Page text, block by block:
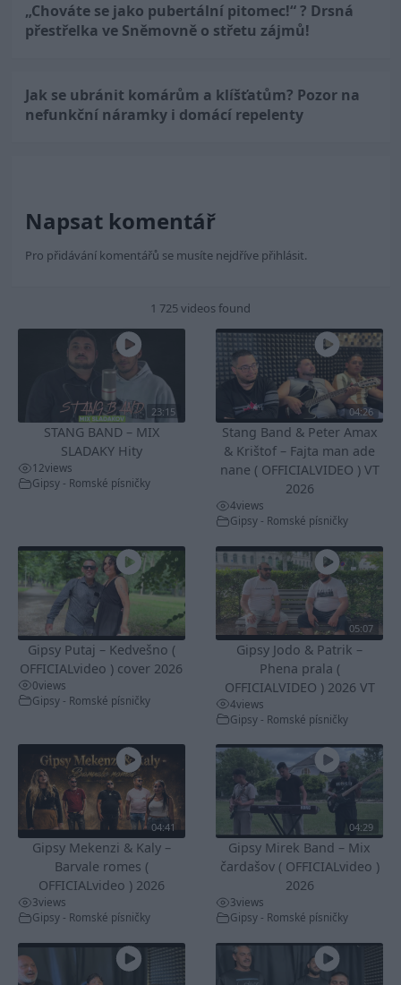
„Chováte se jako pubertální pitomec!“ ? Drsná
přestřelka ve Sněmovně o střetu zájmů!
Jak se ubránit komárům a klíšťatům? Pozor na
nefunkční náramky i domácí repelenty
Napsat komentář
Pro přidávání komentářů se musíte nejdříve přihlásit.
1 725 videos found
23:15
STANG BAND – MIX
SLADAKY Hity
12views
Gipsy - Romské písničky
04:26
Stang Band & Peter Amax
& Krištof – Fajta man ade
nane ( OFFICIALVIDEO ) VT
2026
4views
Gipsy - Romské písničky
Gipsy Putaj – Kedvešno (
OFFICIALvideo ) cover 2026
0views
Gipsy - Romské písničky
05:07
Gipsy Jodo & Patrik –
Phena prala (
OFFICIALVIDEO ) 2026 VT
4views
Gipsy - Romské písničky
04:41
Gipsy Mekenzi & Kaly –
Barvale romes (
OFFICIALvideo ) 2026
3views
Gipsy - Romské písničky
04:29
Gipsy Mirek Band – Mix
čardašov ( OFFICIALvideo )
2026
3views
Gipsy - Romské písničky